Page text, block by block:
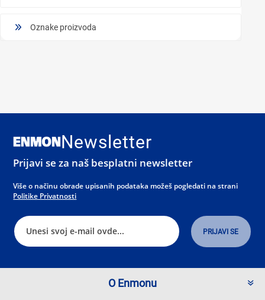
Oznake proizvoda
Newsletter
Prijavi se za naš besplatni newsletter
Više o načinu obrade upisanih podataka možeš pogledati na strani
Politike Privatnosti
O Enmonu